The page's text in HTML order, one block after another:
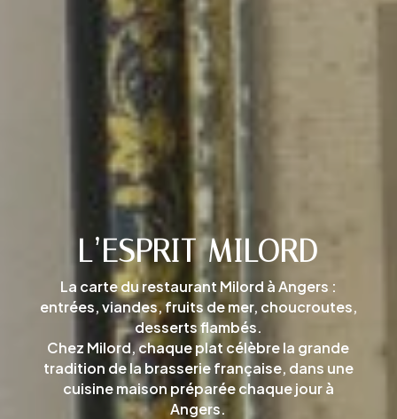
L’ESPRIT MILORD
La carte du restaurant Milord à Angers :
entrées, viandes, fruits de mer, choucroutes,
desserts flambés.
Chez Milord, chaque plat célèbre la grande
tradition de la brasserie française, dans une
cuisine maison préparée chaque jour à
Angers.